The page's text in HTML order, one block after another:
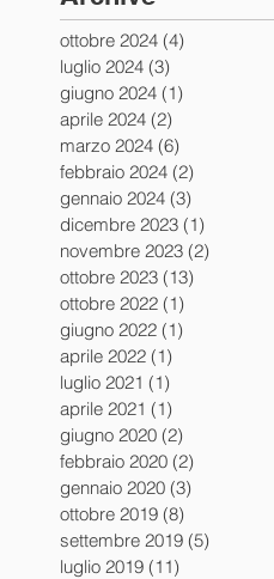
ottobre 2024 (4)
luglio 2024 (3)
giugno 2024 (1)
aprile 2024 (2)
marzo 2024 (6)
febbraio 2024 (2)
gennaio 2024 (3)
dicembre 2023 (1)
novembre 2023 (2)
ottobre 2023 (13)
ottobre 2022 (1)
giugno 2022 (1)
aprile 2022 (1)
luglio 2021 (1)
aprile 2021 (1)
giugno 2020 (2)
febbraio 2020 (2)
gennaio 2020 (3)
ottobre 2019 (8)
settembre 2019 (5)
luglio 2019 (11)